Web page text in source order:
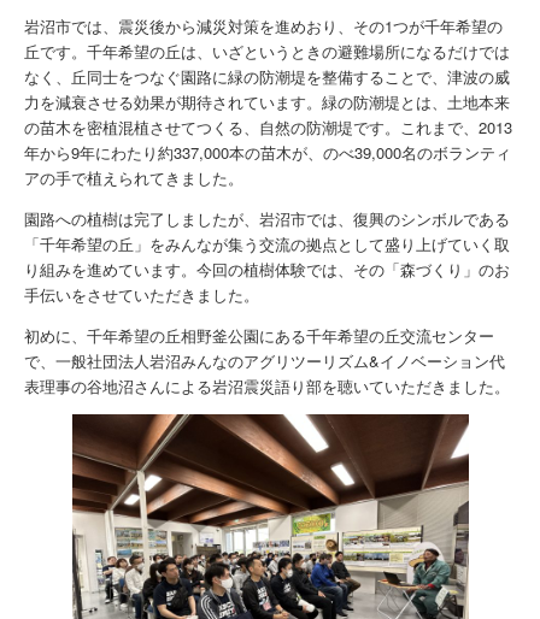
岩沼市では、震災後から減災対策を進めおり、その1つが千年希望の
丘です。千年希望の丘は、いざというときの避難場所になるだけでは
なく、丘同士をつなぐ園路に緑の防潮堤を整備することで、津波の威
力を減衰させる効果が期待されています。緑の防潮堤とは、土地本来
の苗木を密植混植させてつくる、自然の防潮堤です。これまで、2013
年から9年にわたり約337,000本の苗木が、のべ39,000名のボランティ
アの手で植えられてきました。
園路への植樹は完了しましたが、岩沼市では、復興のシンボルである
「千年希望の丘」をみんなが集う交流の拠点として盛り上げていく取
り組みを進めています。今回の植樹体験では、その「森づくり」のお
手伝いをさせていただきました。
初めに、千年希望の丘相野釜公園にある千年希望の丘交流センター
で、一般社団法人岩沼みんなのアグリツーリズム&イノベーション代
表理事の谷地沼さんによる岩沼震災語り部を聴いていただきました。